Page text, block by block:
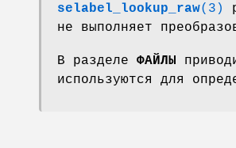
selabel_lookup_raw(3)
не выполняет
В разделе ФАЙЛЫ
используются для